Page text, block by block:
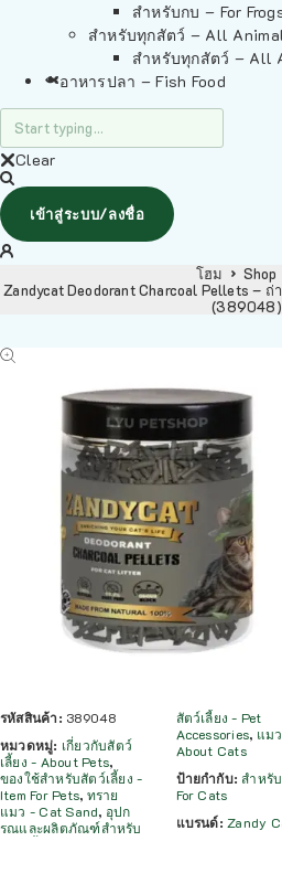
สำหรับกบ – For
สำหรับทุกสัตว์ – All
สำหรับทุกสัตว์ – All
อาหารปลา – Fish Food
Clear
เข้าสู่ระบบ/ลงชื่อ
โฮม
Shop
Zandycat Deodorant Charcoal Pellets –
(389048)
รหัสสินค้า: 389048
หมวดหมู่: เกี่ยวกับสัตว์
เลี้ยง - About Pets,
ของใช้สำหรับสัตว์เลี้ยง -
Item For Pets, ทราย
แมว - Cat Sand, อุปก
รณและผลิตภัณฑ์สำหรับ
สัตว์เลี้ยง - Pet
Accessories, แม
About Cats
ป้ายกำกับ:สำหรั
For Cats
แบรนด์: Zandy